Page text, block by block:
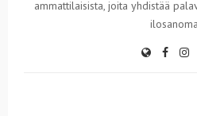
ammattilaisista, joita yhdistää